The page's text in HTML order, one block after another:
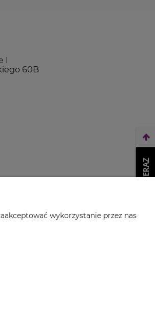
60B
WEŹ LEASING TERAZ
wykorzystanie przez nas